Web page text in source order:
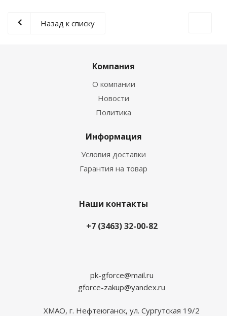
Назад к списку
Компания
О компании
Новости
Политика
Информация
Условия доставки
Гарантия на товар
Наши контакты
+7 (3463) 32-00-82
pk-gforce@mail.ru
gforce-zakup@yandex.ru
ХМАО, г. Нефтеюганск, ул. Сургутская 19/2